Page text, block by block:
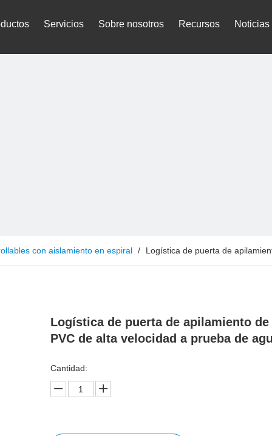
Servicios Sobre nosotros Recursos Noticias
con aislamiento en espiral / Logística de puerta de
Logística de puerta de apilamiento de
PVC de alta velocidad a prueba de
Cantidad: